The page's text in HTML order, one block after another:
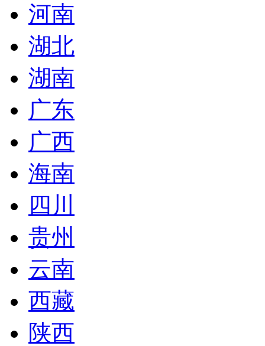
河南
湖北
湖南
广东
广西
海南
四川
贵州
云南
西藏
陕西